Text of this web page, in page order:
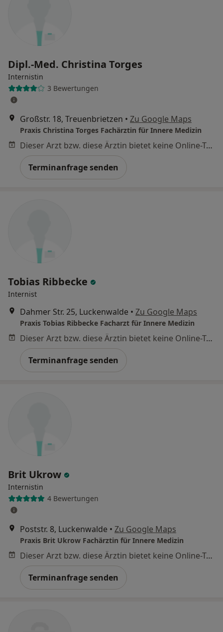
Dipl.-Med. Christina Torges
Internistin
3 Bewertungen
Großstr. 18, Treuenbrietzen • Zu Google Maps
Praxis Christina Torges Fachärztin für Innere Medizin
Dieser Arzt bzw. diese Ärztin bietet keine Online-Terminbuchung an diesem Standort an.
Terminanfrage senden
Tobias Ribbecke
Internist
Dahmer Str. 25, Luckenwalde • Zu Google Maps
Praxis Tobias Ribbecke Facharzt für Innere Medizin
Dieser Arzt bzw. diese Ärztin bietet keine Online-Terminbuchung an diesem Standort an.
Terminanfrage senden
Brit Ukrow
Internistin
4 Bewertungen
Poststr. 8, Luckenwalde • Zu Google Maps
Praxis Brit Ukrow Fachärztin für Innere Medizin
Dieser Arzt bzw. diese Ärztin bietet keine Online-Terminbuchung an diesem Standort an.
Terminanfrage senden